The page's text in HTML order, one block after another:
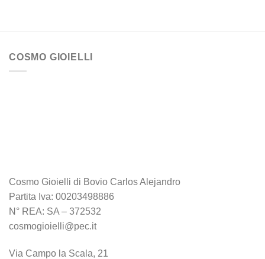
COSMO GIOIELLI
Cosmo Gioielli di Bovio Carlos Alejandro
Partita Iva: 00203498886
N° REA: SA – 372532
cosmogioielli@pec.it
Via Campo la Scala, 21